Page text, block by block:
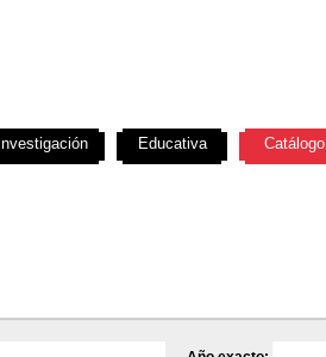
Investigación Educativa Catálogo